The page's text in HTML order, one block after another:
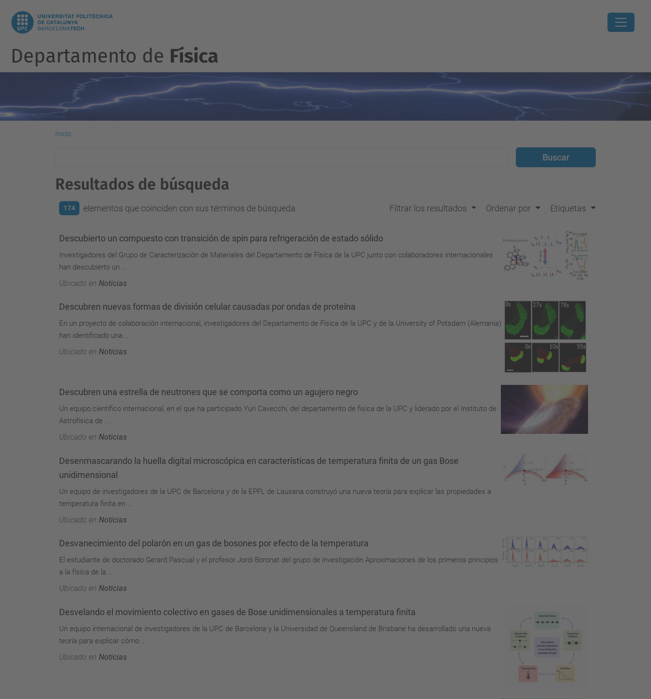
Departamento de Física
Inicio
Resultados de búsqueda
174 elementos que coinciden con sus términos de búsqueda Filtrar los resultados Ordenar por Etiquetas
Descubierto un compuesto con transición de spin para refrigeración de estado sólido
Investigadores del Grupo de Caracterización de Materiales del Departamento de Física de la UPC junto con colaboradores internacionales
han descubierto un ...
Ubicado en Noticias
Descubren nuevas formas de división celular causadas por ondas de proteína
En un proyecto de colaboración internacional, investigadores del Departamento de Física de la UPC y de la University of Potsdam (Alemania)
han identificado una ...
Ubicado en Noticias
Descubren una estrella de neutrones que se comporta como un agujero negro
Un equipo científico internacional, en el que ha participado Yuri Cavecchi, del departamento de fisica de la UPC y liderado por el Instituto de
Astrofísica de ...
Ubicado en Noticias
Desenmascarando la huella digital microscópica en características de temperatura finita de un gas Bose
unidimensional
Un equipo de investigadores de la UPC de Barcelona y de la EPFL de Lausana construyó una nueva teoría para explicar las propiedades a
temperatura finita en ...
Ubicado en Noticias
Desvanecimiento del polarón en un gas de bosones por efecto de la temperatura
El estudiante de doctorado Gerard Pascual y el profesor Jordi Boronat del grupo de investigación Aproximaciones de los primeros principios
a la física de la ...
Ubicado en Noticias
Desvelando el movimiento colectivo en gases de Bose unidimensionales a temperatura finita
Un equipo internacional de investigadores de la UPC de Barcelona y la Universidad de Queensland de Brisbane ha desarrollado una nueva
teoría para explicar cómo ...
Ubicado en Noticias